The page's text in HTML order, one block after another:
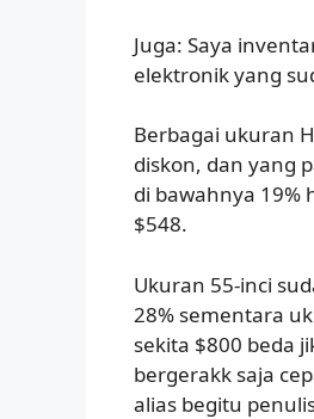
Juga: Saya
elektronik yang
Berbagai ukuran
diskon, dan yang
di bawahnya 19%
$548.
Ukuran 55-inci
28% sementara
sekita $800 beda
bergerakk saja
alias begitu